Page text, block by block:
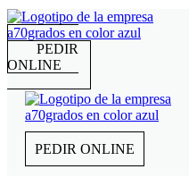
PEDIR
ONLINE
PEDIR ONLINE